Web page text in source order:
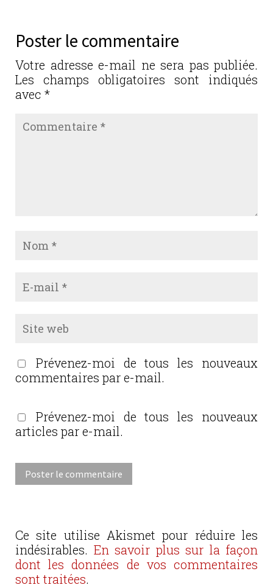
b
o
o
k
r
n
er
Poster le commentaire
Votre adresse e-mail ne sera pas publiée.
Les champs obligatoires sont indiqués
avec *
Prévenez-moi de tous les nouveaux
commentaires par e-mail.
Prévenez-moi de tous les nouveaux
articles par e-mail.
Ce site utilise Akismet pour réduire les
indésirables. En savoir plus sur la façon
dont les données de vos commentaires
sont traitées.